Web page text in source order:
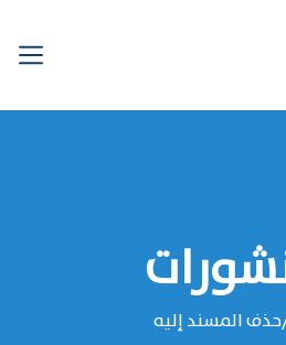
حذف المسند إليه